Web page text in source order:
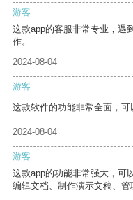
游客
这款app的客服非常专业，遇
作。
2024-08-04
游客
这款软件的功能非常全面，可
2024-08-04
游客
这款app的功能非常强大，可
编辑文档、制作演示文稿、管